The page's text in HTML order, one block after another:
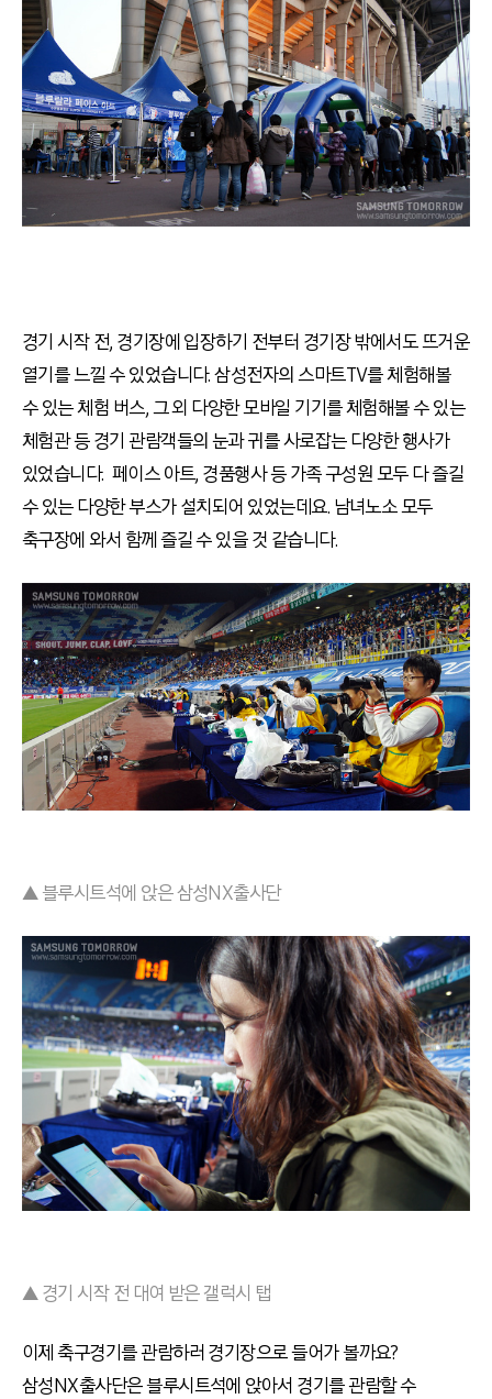
경기 시작 전, 경기장에 입장하기 전부터 경기장 밖에서도 뜨거운
열기를 느낄 수 있었습니다. 삼성전자의 스마트TV를 체험해볼
수 있는 체험 버스, 그 외 다양한 모바일 기기를 체험해볼 수 있는
체험관 등 경기 관람객들의 눈과 귀를 사로잡는 다양한 행사가
있었습니다. 페이스 아트, 경품행사 등 가족 구성원 모두 다 즐길
수 있는 다양한 부스가 설치되어 있었는데요. 남녀노소 모두
축구장에 와서 함께 즐길 수 있을 것 같습니다.
▲ 블루시트석에 앉은 삼성NX출사단
▲ 경기 시작 전 대여 받은 갤럭시 탭
이제 축구경기를 관람하러 경기장으로 들어가 볼까요?
삼성NX출사단은 블루시트석에 앉아서 경기를 관람할 수